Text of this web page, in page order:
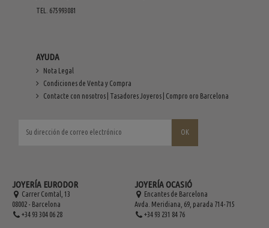
TEL. 675993081
AYUDA
Nota Legal
Condiciones de Venta y Compra
Contacte con nosotros | Tasadores Joyeros | Compro oro Barcelona
JOYERÍA EURODOR
Carrer Comtal, 13
08002 - Barcelona
+34 93 304 06 28
JOYERÍA OCASIÓ
Encantes de Barcelona
Avda. Meridiana, 69, parada 714-715
+34 93 231 84 76